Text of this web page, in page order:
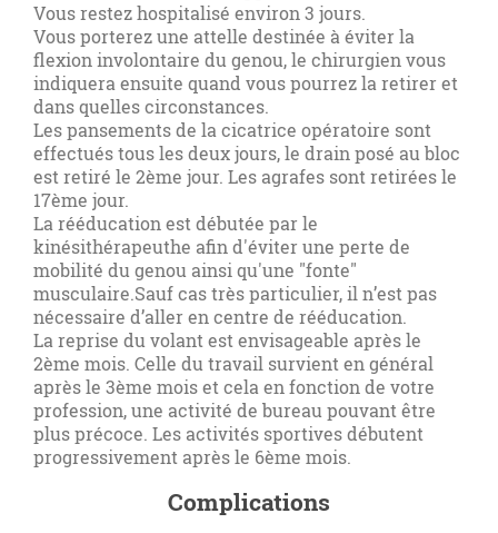
Vous restez hospitalisé environ 3 jours.
Vous porterez une attelle destinée à éviter la
flexion involontaire du genou, le chirurgien vous
indiquera ensuite quand vous pourrez la retirer et
dans quelles circonstances.
Les pansements de la cicatrice opératoire sont
effectués tous les deux jours, le drain posé au bloc
est retiré le 2ème jour. Les agrafes sont retirées le
17ème jour.
La rééducation est débutée par le
kinésithérapeuthe afin d'éviter une perte de
mobilité du genou ainsi qu'une "fonte"
musculaire.Sauf cas très particulier, il n’est pas
nécessaire d’aller en centre de rééducation.
La reprise du volant est envisageable après le
2ème mois. Celle du travail survient en général
après le 3ème mois et cela en fonction de votre
profession, une activité de bureau pouvant être
plus précoce. Les activités sportives débutent
progressivement après le 6ème mois.
Complications